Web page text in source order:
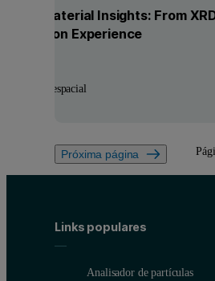
Material Insights: From
Hands-on Experience
Aeroespacial
Próxima página
Links populares
Analisador de partículas